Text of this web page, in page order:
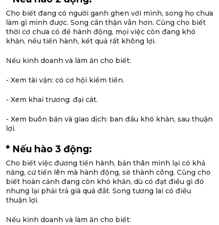
Cho biết đang có người ganh ghen với mình, song họ chưa
làm gì mình được. Song cẩn thận vẫn hơn. Cũng cho biết
thời cơ chưa có để hành động, mọi việc còn đang khó
khăn, nếu tiến hành, kết quả rất không lợi.
Nếu kinh doanh và làm ăn cho biết:
- Xem tài vận: có cơ hội kiếm tiền.
- Xem khai trương: đại cát.
- Xem buôn bán và giao dịch: ban đầu khó khăn, sau thuận
lợi.
* Nếu hào 3 động:
Cho biết việc đương tiến hành, bản thân mình lại có khả
năng, cứ tiến lên mà hành động, sẽ thành công. Cũng cho
biết hoàn cảnh đang còn khó khăn, dù có đạt điều gì đó
nhưng lại phải trả giá quá đắt. Song tương lai có điều
thuận lợi.
Nếu kinh doanh và làm ăn cho biết: